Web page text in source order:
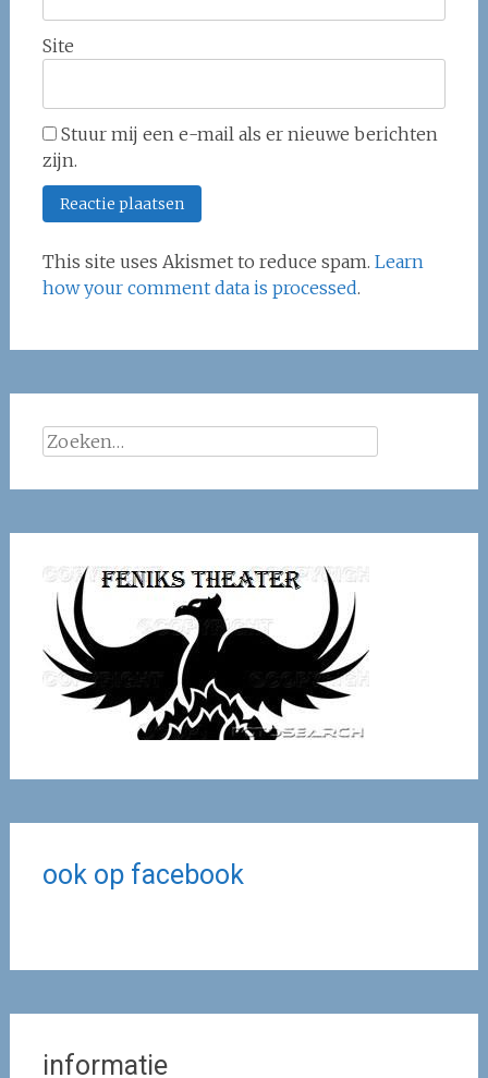
Site
Stuur mij een e-mail als er nieuwe berichten
zijn.
This site uses Akismet to reduce spam. Learn
how your comment data is processed.
Zoeken
ook op facebook
informatie